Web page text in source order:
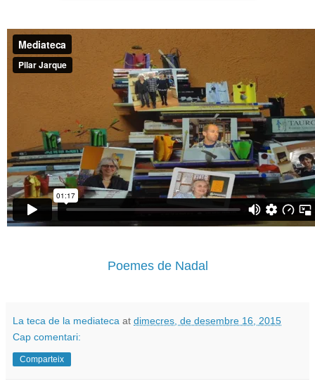
Poemes de Nadal
La teca de la mediateca at dimecres, de desembre 16, 2015
Cap comentari:
Comparteix